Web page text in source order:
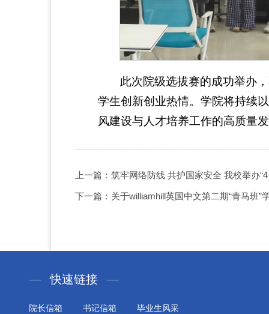
此次院级选拔赛的成功举办
学生创新创业热情。学院将持续
风建设与人才培养工作的高质量
上一篇：筑牢网络防线 共护国家安全 我校举办
下一篇：关于williamhill英国中文第二期“青马班”
快速链接
院长信箱 书记信箱
毕业生风采